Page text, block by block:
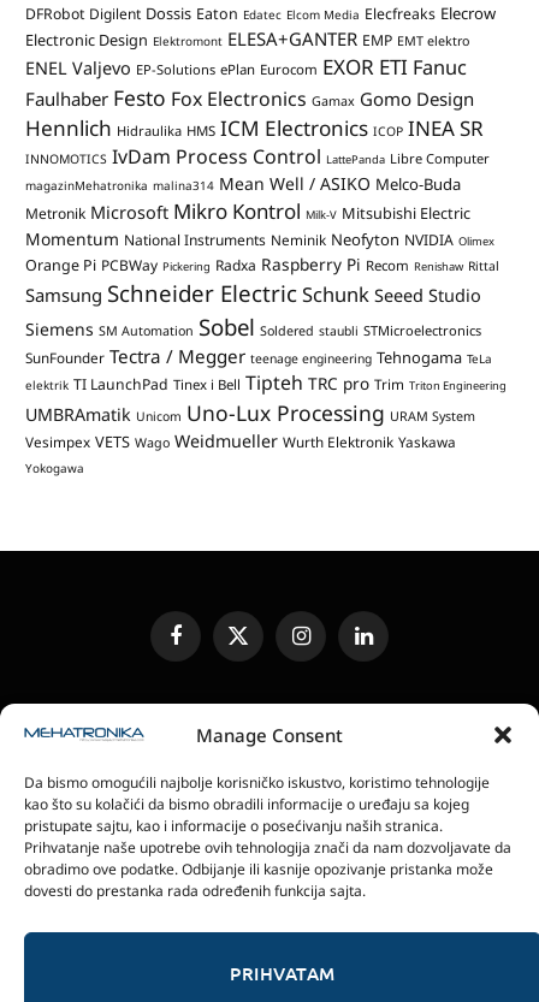
Manage Consent
Da bismo omogućili najbolje korisničko iskustvo, koristimo tehnologije
kao što su kolačići da bismo obradili informacije o uređaju sa kojeg
pristupate sajtu, kao i informacije o posećivanju naših stranica.
Prihvatanje naše upotrebe ovih tehnologija znači da nam dozvoljavate da
obradimo ove podatke. Odbijanje ili kasnije opozivanje pristanka može
dovesti do prestanka rada određenih funkcija sajta.
PRIHVATAM
DFRobot Digilent Dossis Eaton Edatec Elcom Media Elecfreaks Elecrow
Electronic Design Elektromont ELESA+GANTER EMP EMT elektro
ENEL Valjevo EP-Solutions ePlan Eurocom EXOR ETI Fanuc
Faulhaber Festo Fox Electronics Gamax Gomo Design
Hennlich Hidraulika HMS ICM Electronics ICOP INEA SR
INNOMOTICS IvDam Process Control LattePanda Libre Computer
magazinMehatronika malina314 Mean Well / ASIKO Melco-Buda
Metronik Microsoft Mikro Kontrol Milk-V Mitsubishi Electric
Momentum National Instruments Neminik Neofyton NVIDIA Olimex
Orange Pi PCBWay Pickering Radxa Raspberry Pi Recom Renishaw Rittal
Samsung Schneider ElectricSchunk Seeed Studio
Siemens SM Automation Sobel Soldered staubli STMicroelectronics
SunFounder Tectra / Megger teenage engineering Tehnogama TeLa
elektrik TI LaunchPad Tinex i Bell Tipteh TRC pro Trim Triton Engineering
UMBRAmatik Unicom Uno-Lux Processing URAM System
Vesimpex VETS Wago Weidmueller Wurth Elektronik Yaskawa
Yokogawa
FacebookX
(Twitter)
InstagramLinkedIn
SLANJE JEDINICA ZA RECENZIJU
ELEKTRONSKA IZDANJA
POLITIKA PRIVATNOSTI
POLITIKA KOLAČIĆA
magazin Mehatronika - Agencija “Gomo Design”
Stanoja Glavaša 37, 26300 Vršac, Serbia
© 2026 magazin Mehatronika by Gomo Design.